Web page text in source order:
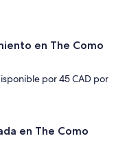
en The Como
por 45 CAD por
en The Como